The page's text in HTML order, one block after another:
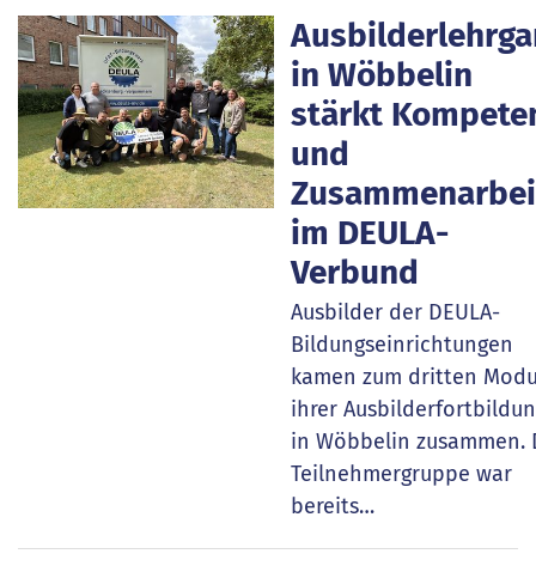
in Wöbbelin
stärkt
und
im DEULA-
Verbund
Ausbilder der DEULA-
Bildungseinrichtungen
kamen zum dritten
ihrer
in Wöbbelin zusammen.
Teilnehmergruppe war
bereits…